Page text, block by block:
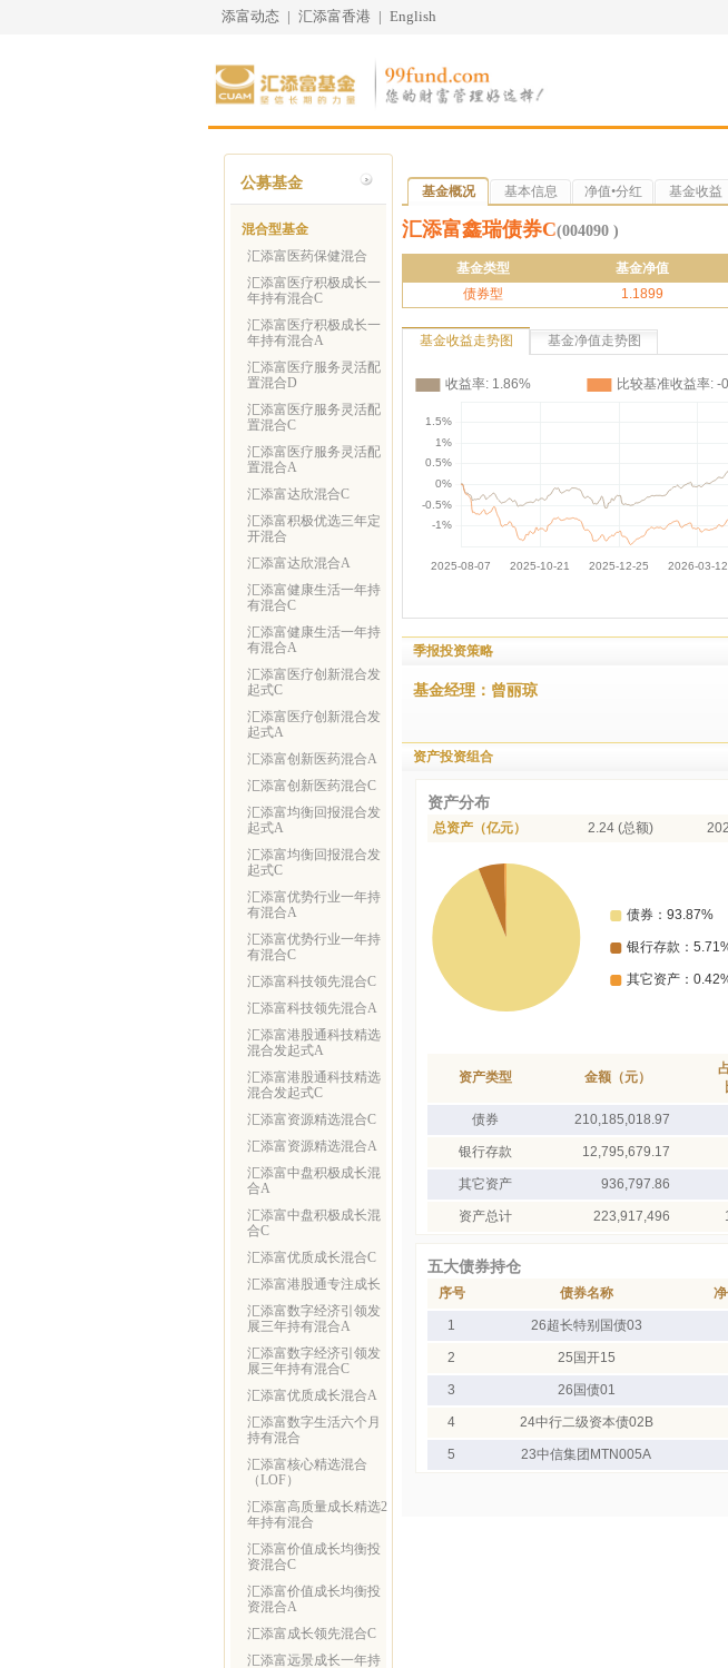
添富动态 | 汇添富香港 | English
公募基金
混合型基金
汇添富医药保健混合
汇添富医疗积极成长一
年持有混合C
汇添富医疗积极成长一
年持有混合A
汇添富医疗服务灵活配
置混合D
汇添富医疗服务灵活配
置混合C
汇添富医疗服务灵活配
置混合A
汇添富达欣混合C
汇添富积极优选三年定
开混合
汇添富达欣混合A
汇添富健康生活一年持
有混合C
汇添富健康生活一年持
有混合A
汇添富医疗创新混合发
起式C
汇添富医疗创新混合发
起式A
汇添富创新医药混合A
汇添富创新医药混合C
汇添富均衡回报混合发
起式A
汇添富均衡回报混合发
起式C
汇添富优势行业一年持
有混合A
汇添富优势行业一年持
有混合C
汇添富科技领先混合C
汇添富科技领先混合A
汇添富港股通科技精选
混合发起式A
汇添富港股通科技精选
混合发起式C
汇添富资源精选混合C
汇添富资源精选混合A
汇添富中盘积极成长混
合A
汇添富中盘积极成长混
合C
汇添富优质成长混合C
汇添富港股通专注成长
汇添富数字经济引领发
展三年持有混合A
汇添富数字经济引领发
展三年持有混合C
汇添富优质成长混合A
汇添富数字生活六个月
持有混合
汇添富核心精选混合
（LOF）
汇添富高质量成长精选2
年持有混合
汇添富价值成长均衡投
资混合C
汇添富价值成长均衡投
资混合A
汇添富成长领先混合C
汇添富远景成长一年持
基金概况 基本信息 净值•分红 基金收益
汇添富鑫瑞债券C(004090 )
基金类型 基金净值
债券型
1.1899
基金收益走势图 基金净值走势图
季报投资策略
基金经理：曾丽琼
资产投资组合
资产分布
总资产（亿元） 2.24 (总额)
资产类型 金额（元）
债券 210,185,018.97
银行存款 12,795,679.17
其它资产 936,797.86
资产总计 223,917,496
五大债券持仓
序号 债券名称 净
1 26超长特别国债03
2 25国开15
3 26国债01
4 24中行二级资本债02B
5 23中信集团MTN005A